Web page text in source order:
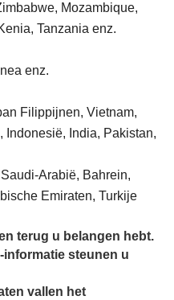
Mozambique,
Tanzania enz.
enz.
Filippijnen, Vietnam,
India, Pakistan,
Arabië, Bahrein,
Emiraten, Turkije
terug u belangen hebt.
informatie steunen u
vallen het